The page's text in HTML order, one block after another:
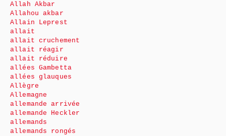
Allah Akbar
Allahou akbar
Allain Leprest
allait
allait cruchement
allait réagir
allait réduire
allées Gambetta
allées glauques
Allègre
Allemagne
allemande arrivée
allemande Heckler
allemands
allemands rongés